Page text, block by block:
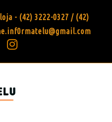
- (42) 3222-0327 / (42)